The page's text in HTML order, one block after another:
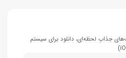
جذابِ لحظه‌ای، دانلود برای سیستم